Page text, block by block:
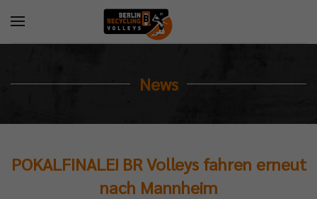
News
POKALFINALE! BR Volleys fahren erneut
nach Mannheim